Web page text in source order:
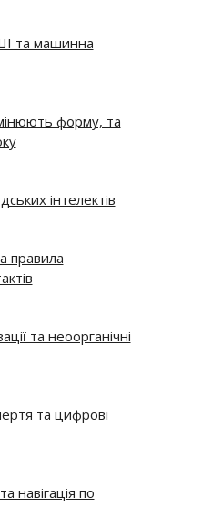
та машинна
форму, та
інтелектів
правила
та неоорганічні
та цифрові
навігація по